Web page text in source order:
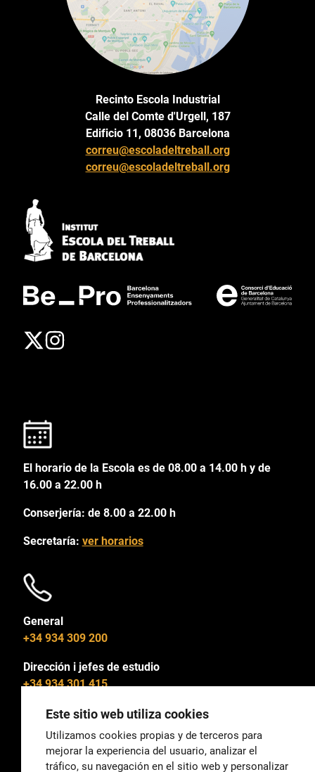
Recinto Escola Industrial
Calle del Comte d'Urgell, 187
Edificio 11, 08036 Barcelona
correu@escoladeltreball.org
correu@escoladeltreball.org
El horario de la Escola es de 08.00 a 14.00 h y de
16.00 a 22.00 h
Conserjería: de 8.00 a 22.00 h
Secretaría: ver horarios
General
+34 934 309 200
Dirección i jefes de estudio
+34 934 301 415
General
Este sitio web utiliza cookies
Utilizamos cookies propias y de terceros para
mejorar la experiencia del usuario, analizar el
tráfico, su navegación en el sitio web y personalizar